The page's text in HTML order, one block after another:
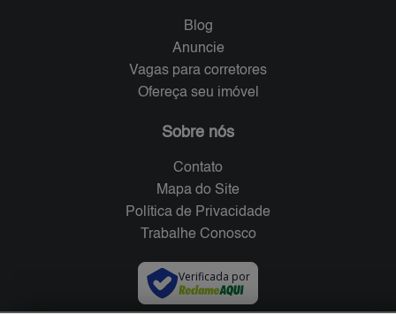
Blog
Anuncie
Vagas para corretores
Ofereça seu imóvel
Sobre nós
Contato
Mapa do Site
Política de Privacidade
Trabalhe Conosco
Verificada por